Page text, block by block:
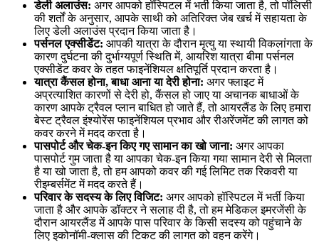
डेली अलाउंस: अगर आपको हॉस्पिटल में भर्ती किया जाता है, तो पॉलिसी
की शर्तों के अनुसार, आपके साथी को अतिरिक्त जेब खर्च में सहायता के
लिए डेली अलाउंस प्रदान किया जाता है।
पर्सनल एक्सीडेंट: आपकी यात्रा के दौरान मृत्यु या स्थायी विकलांगता के
कारण दुर्घटना की दुर्भाग्यपूर्ण स्थिति में, आयरिश यात्रा बीमा पर्सनल
एक्सीडेंट कवर के तहत फाइनेंशियल क्षतिपूर्ति प्रदान करता है।
यात्रा कैंसल होना, बाधा आना या देरी होना: अगर फ्लाइट में
अप्रत्याशित कारणों से देरी हो, कैंसल हो जाए या अचानक बाधाओं के
कारण आपके ट्रैवल प्लान बाधित हो जाते हैं, तो आयरलैंड के लिए हमारा
बेस्ट ट्रैवल इंश्योरेंस फाइनेंशियल प्रभाव और रीअरेंजमेंट की लागत को
कवर करने में मदद करता है।
पासपोर्ट और चेक-इन किए गए सामान का खो जाना: अगर आपका
पासपोर्ट गुम जाता है या आपका चेक-इन किया गया सामान देरी से मिलता
है या खो जाता है, तो हम आपको कवर की गई लिमिट तक रिकवरी या
रीइम्बर्समेंट में मदद करते हैं।
परिवार के सदस्य के लिए विजिट: अगर आपको हॉस्पिटल में भर्ती किया
जाता है और आपके डॉक्टर ने सलाह दी है, तो हम मेडिकल इमरजेंसी के
दौरान आयरलैंड में आपके पास परिवार के किसी सदस्य को पहुंचाने के
लिए इकोनॉमी-क्लास की टिकट की लागत को वहन करेंगे।